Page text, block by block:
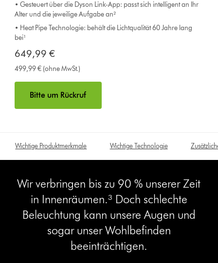
• Gesteuert über die Dyson Link-App: passt sich intelligent an Ihr
Alter und die jeweilige Aufgabe an²
• Heat Pipe Technologie: behält die Lichtqualität 60 Jahre lang
bei¹
649,99 €
499,99 € (ohne MwSt.)
Bitte um Rückruf
Wichtige Produktmerkmale Wichtige Technologie
Wir verbringen bis zu 90 % unserer Zeit
in Innenräumen.³ Doch schlechte
Beleuchtung kann unsere Augen und
sogar unser Wohlbefinden
beeinträchtigen.